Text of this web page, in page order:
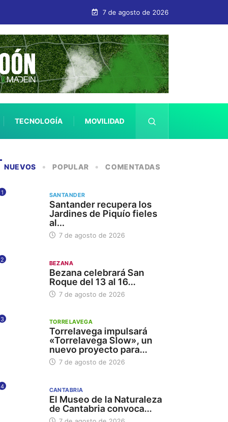
7 de agosto de 2026
TECNOLOGÍA MOVILIDAD
NUEVOS POPULAR COMENTADAS
1 SANTANDER
Santander recupera los
Jardines de Piquío fieles
al...
7 de agosto de 2026
2 BEZANA
Bezana celebrará San
Roque del 13 al 16...
7 de agosto de 2026
3 TORRELAVEGA
Torrelavega impulsará
«Torrelavega Slow», un
nuevo proyecto para...
7 de agosto de 2026
4 CANTABRIA
El Museo de la Naturaleza
de Cantabria convoca...